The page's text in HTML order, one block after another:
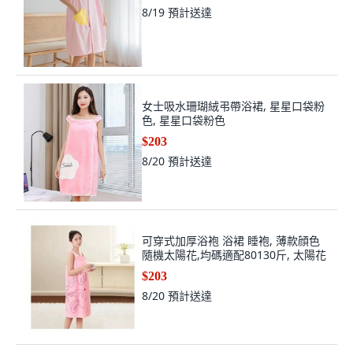
8/19 預計送達
女士吸水珊瑚絨弔帶浴裙, 星星口袋粉
色, 星星口袋粉色
$203
8/20 預計送達
可穿式加厚浴袍 浴裙 睡袍, 薄款顔色
隨機太陽花,均碼適配80130斤, 太陽花
$203
8/20 預計送達